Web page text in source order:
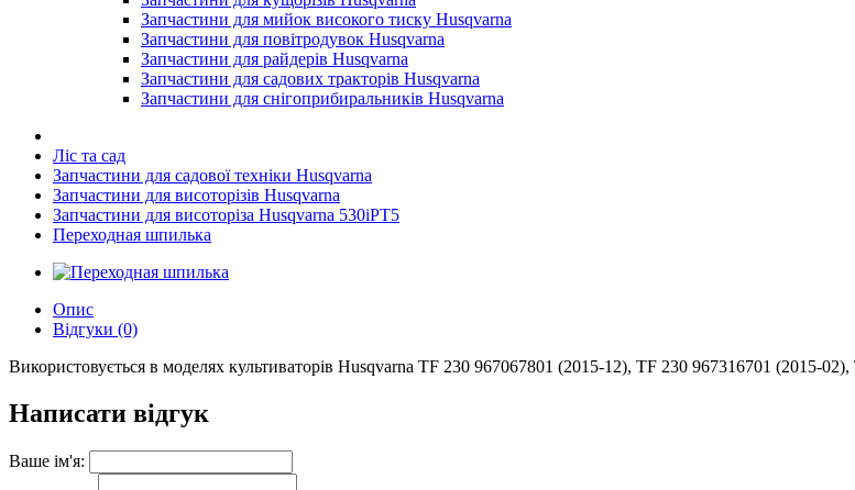
Запчастини для мийок високого тиску Husqvarna
Запчастини для повітродувок Husqvarna
Запчастини для райдерів Husqvarna
Запчастини для садових тракторів Husqvarna
Запчастини для снігоприбиральників Husqvarna
Ліс та сад
Запчастини для садової техніки Husqvarna
Запчастини для висоторізів Husqvarna
Запчастини для висоторіза Husqvarna 530iPT5
Переходная шпилька
Опис
Відгуки (0)
Використовується в моделях культиваторів Husqvarna TF 230 967067801 (2015-12), TF 230 967316701 (2015-
Написати відгук
Ваше ім'я: